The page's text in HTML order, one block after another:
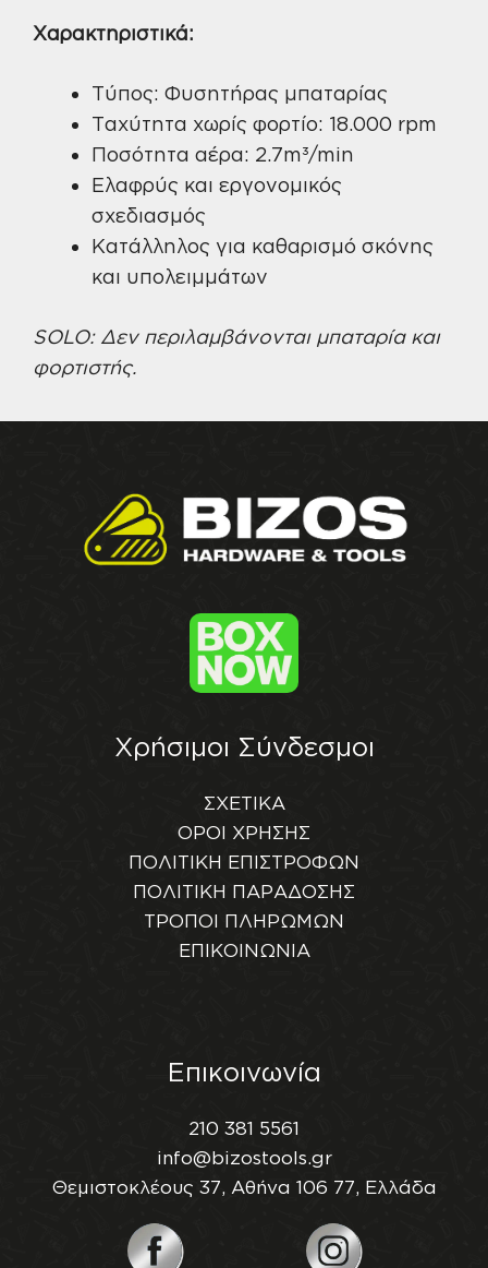
Χαρακτηριστικά:
Τύπος: Φυσητήρας μπαταρίας
Ταχύτητα χωρίς φορτίο: 18.000 rpm
Ποσότητα αέρα: 2.7m³/min
Ελαφρύς και εργονομικός
σχεδιασμός
Κατάλληλος για καθαρισμό σκόνης
και υπολειμμάτων
SOLO: Δεν περιλαμβάνονται μπαταρία και
φορτιστής.
Χρήσιμοι Σύνδεσμοι
ΣΧΕΤΙΚΑ
ΟΡΟΙ ΧΡΗΣΗΣ
ΠΟΛΙΤΙΚΗ ΕΠΙΣΤΡΟΦΩΝ
ΠΟΛΙΤΙΚΗ ΠΑΡΑΔΟΣΗΣ
ΤΡΟΠΟΙ ΠΛΗΡΩΜΩΝ
ΕΠΙΚΟΙΝΩΝΙΑ
Επικοινωνία
210 381 5561
info@bizostools.gr
Θεμιστοκλέους 37, Αθήνα 106 77, Ελλάδα